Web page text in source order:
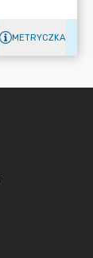
METRYCZKA